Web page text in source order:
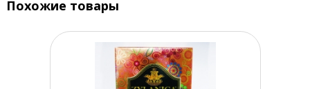
Похожие товары